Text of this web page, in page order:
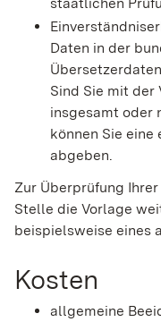
staatlichen
Daten in der
Sind Sie mit der
insgesamt oder
können Sie
abgeben.
Zur Überprüfung
Stelle die Vorlage
beispielsweise eines
Kosten
allgemeine